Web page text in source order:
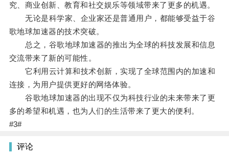
究、商业创新、教育和社交娱乐等领域带来了更多的机遇。
无论是科学家、企业家还是普通用户，都能够受益于谷
歌地球加速器的技术突破。
总之，谷歌地球加速器的推出为全球的科技发展和信息
交流带来了新的可能性。
它利用云计算和技术创新，实现了全球范围内的加速和
连接，为用户提供更好的网络体验。
谷歌地球加速器的出现不仅为科技行业的未来带来了更
多的希望和机遇，也为人们的生活带来了更大的便利。
#3#
评论